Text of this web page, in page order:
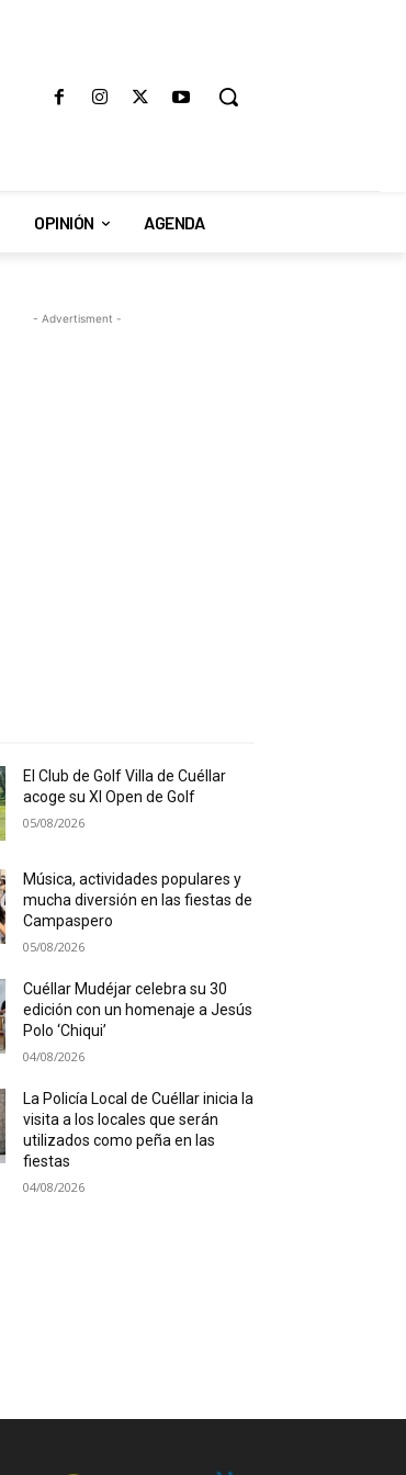
OPINIÓN AGENDA
- Advertisment -
El Club de Golf Villa de Cuéllar
acoge su XI Open de Golf
05/08/2026
Música, actividades populares y
mucha diversión en las fiestas de
Campaspero
05/08/2026
Cuéllar Mudéjar celebra su 30
edición con un homenaje a Jesús
Polo ‘Chiqui’
04/08/2026
La Policía Local de Cuéllar inicia la
visita a los locales que serán
utilizados como peña en las
fiestas
04/08/2026